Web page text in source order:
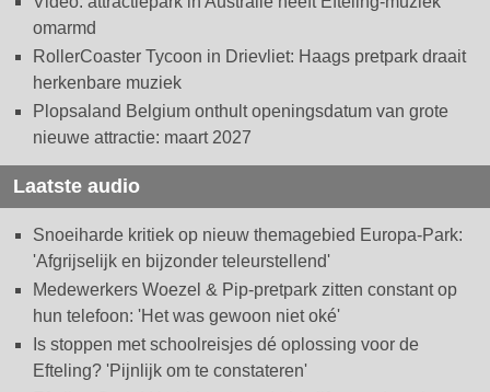
omarmd
RollerCoaster Tycoon in Drievliet: Haags pretpark draait
herkenbare muziek
Plopsaland Belgium onthult openingsdatum van grote
nieuwe attractie: maart 2027
Laatste audio
Snoeiharde kritiek op nieuw themagebied Europa-Park:
'Afgrijselijk en bijzonder teleurstellend'
Medewerkers Woezel & Pip-pretpark zitten constant op
hun telefoon: 'Het was gewoon niet oké'
Is stoppen met schoolreisjes dé oplossing voor de
Efteling? 'Pijnlijk om te constateren'